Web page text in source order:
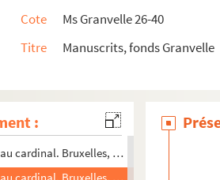
Cote
Ms Granvelle 26-40
Titre
Manuscrits, fonds Granvelle
:
au cardinal. Bruxelles, 29 mai 1568
au cardinal. Bruxelles, 30 mai et 1er juin
seigneur de Herlaer, au cardinal.
cardinal. Bruxelles, 1er et 5 juin 1568